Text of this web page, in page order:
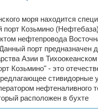
моря находится
порт Козьмино
нефтепровода
порт предназначен
Азии в Тихоокеанском
Козьмино" - это
стивидорные
нефтеналивного
расположен в бухте